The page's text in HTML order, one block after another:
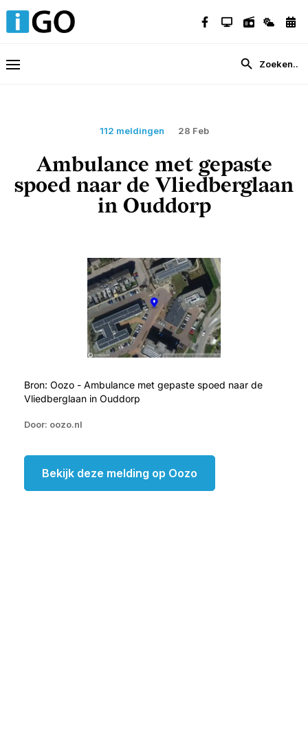
112 meldingen 28 Feb
Ambulance met gepaste
spoed naar de Vliedberglaan
in Ouddorp
Bron: Oozo - Ambulance met gepaste spoed naar de
Vliedberglaan in Ouddorp
Door: oozo.nl
Bekijk deze melding op Oozo